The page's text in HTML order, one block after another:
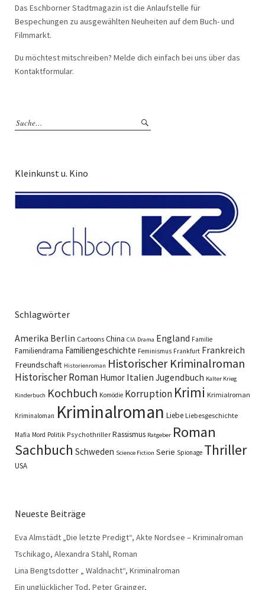
Das Eschborner Stadtmagazin ist die Anlaufstelle für
Bespechungen zu ausgewählten Neuheiten auf dem Buch- und
Filmmarkt.
Du möchtest mitschreiben? Melde dich einfach bei uns über das
Kontaktformular.
Kleinkunst u. Kino
Schlagwörter
Amerika Berlin Cartoons China CIA Drama England Familie
Familiendrama Familiengeschichte Feminismus Frankfurt Frankreich
Freundschaft Historienroman Historischer Kriminalroman
Historischer Roman Humor Italien Jugendbuch Kalter Krieg
Kinderbuch Kochbuch Komödie Korruption Krimi Krimialroman
Kriminaloman Kriminalroman Liebe Liebesgeschichte
Mafia Mord Politik Psychothriller Rassismus Ratgeber Roman
Sachbuch Schweden Science Fiction Serie Spionage Thriller
USA
Neueste Beiträge
Eva Almstädt „Die letzte Predigt“, Akte Nordsee – Kriminalroman
Tschikago, Alexandra Stahl, Roman
Lina Bengtsdotter „ Waldnacht“, Kriminalroman
Ein unglücklicher Tod, Peter Grainger,